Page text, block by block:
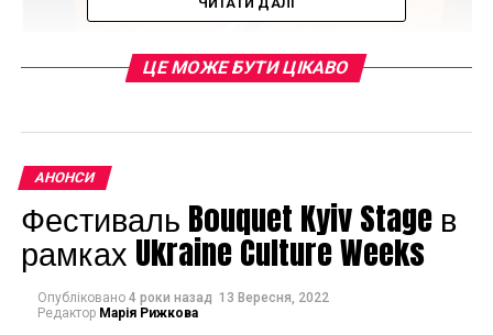
На смену уже полюбившейся посетителям
ЦЕ МОЖЕ БУТИ ЦІКАВО
АНОНСИ
Фестиваль Bouquet Kyiv Stage в
рамках Ukraine Culture Weeks
Опубліковано 4 роки назад 13 Вересня, 2022
Редактор Марія Рижкова